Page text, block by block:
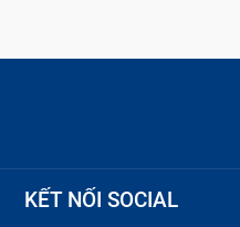
KẾT NỐI SOCIAL